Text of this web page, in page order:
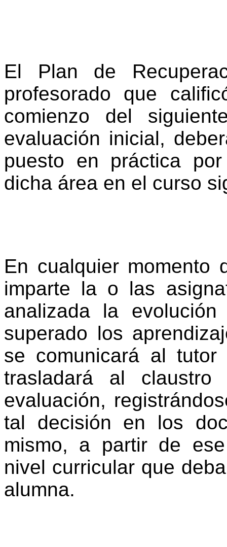
El Plan de
profesorado que
comienzo del
evaluación inicial,
puesto en práctica
dicha área en el curso
En cualquier momento
imparte la o las
analizada la
superado los
se comunicará al
trasladará al
evaluación,
tal decisión en los
mismo, a partir de
nivel curricular que
alumna.